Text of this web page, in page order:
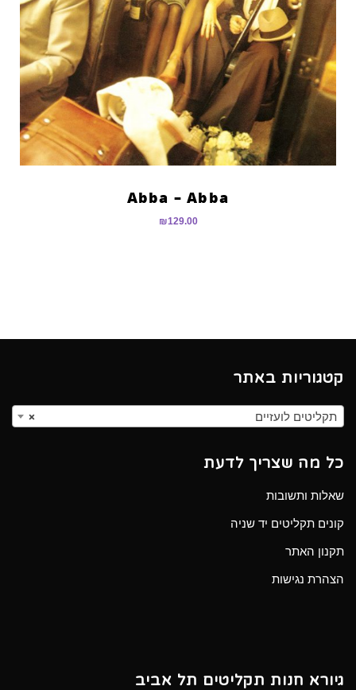
Abba – Abba
₪129.00
קטגוריות באתר
× תקליטים לועזיים
כל מה שצריך לדעת
שאלות ותשובות
קונים תקליטים יד שניה
תקנון האתר
הצהרת נגישות
גיורא חנות תקליטים תל אביב